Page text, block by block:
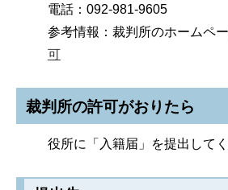
電話：092-981-9605
参考情報：裁判所のホームペ
可
裁判所の許可がおりたら
役所に「入籍届」を提出してく